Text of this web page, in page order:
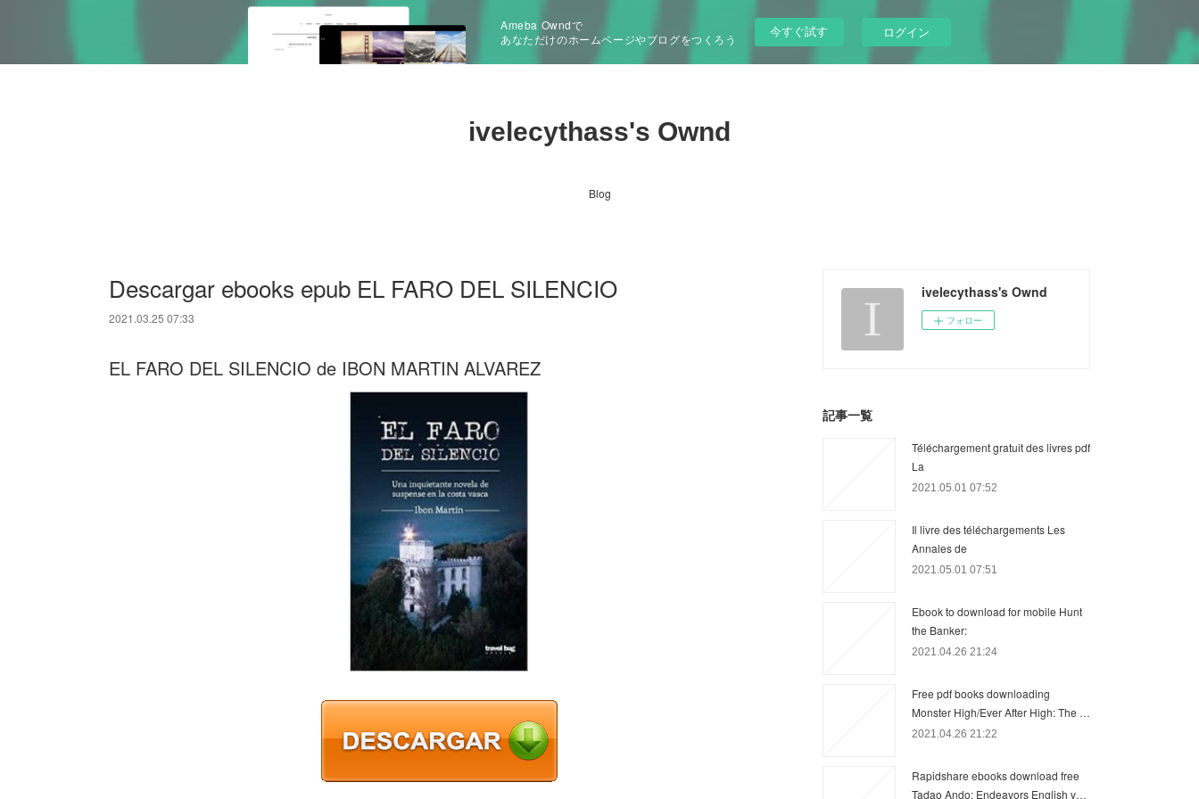
Ameba Owndで
あなただけのホームページやブログをつくろう
今すぐ試す ログイン
ivelecythass's Ownd
Blog
Descargar ebooks epub EL FARO DEL SILENCIO
2021.03.25 07:33
EL FARO DEL SILENCIO de IBON MARTIN ALVAREZ
ivelecythass's Ownd
フォロー
記事一覧
Téléchargement gratuit des livres pdf
La
2021.05.01 07:52
Il livre des téléchargements Les
Annales de
2021.05.01 07:51
Ebook to download for mobile Hunt
the Banker:
2021.04.26 21:24
Free pdf books downloading
Monster High/Ever After High: The …
2021.04.26 21:22
Rapidshare ebooks download free
Tadao Ando: Endeavors English v…